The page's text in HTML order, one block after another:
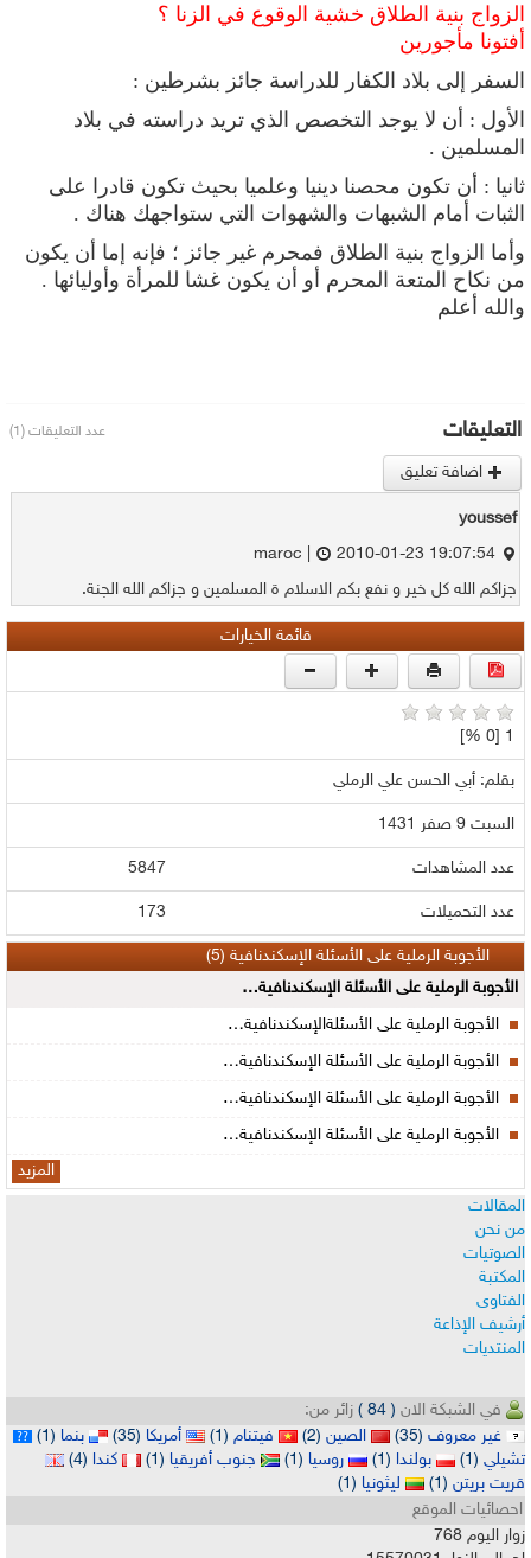
الزواج بنية الطلاق خشية الوقوع في الزنا ؟
أفتونا مأجورين
السفر إلى بلاد الكفار للدراسة جائز بشرطين :
الأول : أن لا يوجد التخصص الذي تريد دراسته في بلاد
المسلمين .
ثانيا : أن تكون محصنا دينيا وعلميا بحيث تكون قادرا على
الثبات أمام الشبهات والشهوات التي ستواجهك هناك .
وأما الزواج بنية الطلاق فمحرم غير جائز ؛ فإنه إما أن يكون
من نكاح المتعة المحرم أو أن يكون غشا للمرأة وأوليائها .
والله أعلم
التعليقات عدد التعليقات (1)
اضافة تعليق
youssef
2010-01-23 19:07:54
جزاكم الله كل خير و نفع بكم الاسلام ة المسلمين و جزاكم الله الجنة.
قائمة الخيارات
1 [0 %]
بقلم: أبي الحسن علي الرملي
السبت 9 صفر 1431
عدد المشاهدات 5847
عدد التحميلات 173
الأجوبة الرملية على الأسئلة الإسكندنافية (5)
الأجوبة الرملية على الأسئلة الإسكندنافية…
الأجوبة الرملية على الأسئلةالإسكندنافية…
الأجوبة الرملية على الأسئلة الإسكندنافية…
الأجوبة الرملية على الأسئلة الإسكندنافية…
الأجوبة الرملية على الأسئلة الإسكندنافية…
المزيد
المقالات
من نحن
الصوتيات
المكتبة
الفتاوى
أرشيف الإذاعة
المنتديات
في الشبكة الان ( 84 )
زائر من:
غير معروف (35) الصين (2) فيتنام (1) أمريكا (35) بنما (1)
تشيلي (1) بولندا (1) روسيا (1) جنوب أفريقيا (1) كندا (4)
قريت بريتن (1) ليثونيا (1)
احصائيات الموقع
زوار اليوم 768